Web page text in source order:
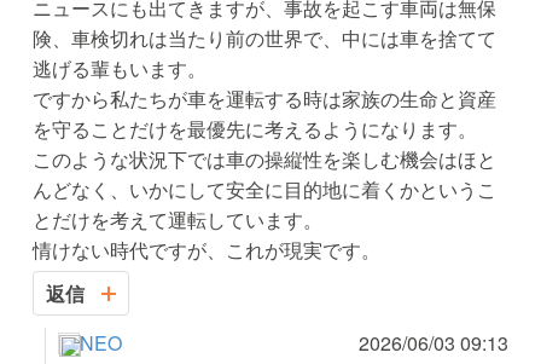
ニュースにも出てきますが、事故を起こす車両は無保
険、車検切れは当たり前の世界で、中には車を捨てて
逃げる輩もいます。
ですから私たちが車を運転する時は家族の生命と資産
を守ることだけを最優先に考えるようになります。
このような状況下では車の操縦性を楽しむ機会はほと
んどなく、いかにして安全に目的地に着くかというこ
とだけを考えて運転しています。
情けない時代ですが、これが現実です。
返信
NEO
2026/06/03 09:13